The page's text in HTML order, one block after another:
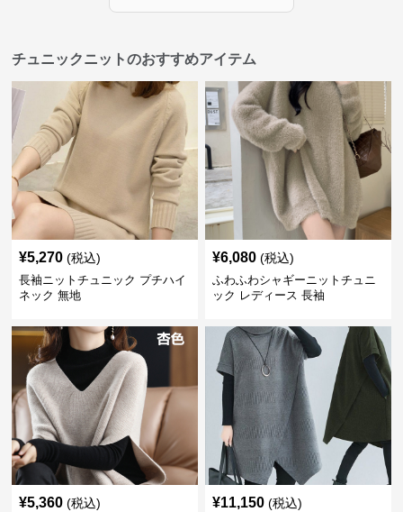
チュニックニットのおすすめアイテム
¥5,270 (税込)
長袖ニットチュニック プチハイ
ネック 無地
¥6,080 (税込)
ふわふわシャギーニットチュニ
ック レディース 長袖
¥5,360 (税込) ¥11,150 (税込)